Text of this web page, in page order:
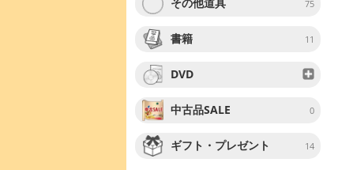
その他道具 75
書籍 11
DVD
中古品SALE 0
ギフト・プレゼント 14